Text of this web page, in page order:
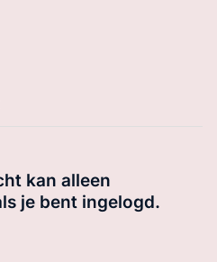
kan alleen
je bent ingelogd.